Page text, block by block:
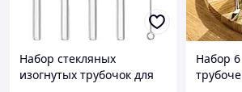
Набор стекляных
изогнутых трубочок для
Набор